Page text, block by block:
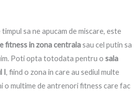
sa ne apucam de miscare, este
fitness in zona centralasau cel putin sa
Poti opta totodata pentru o sala
I, fiind o zona in care au sediul multe
o multime de antrenori fitness care fac